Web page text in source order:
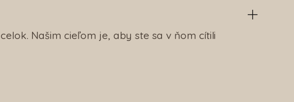
Našim cieľom je, aby ste sa v ňom cítili